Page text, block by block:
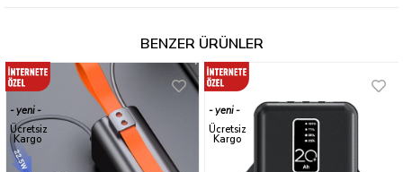
BENZER ÜRÜNLER
yeni
ürün
Ücretsiz
Kargo
yeni
ürün
Ücretsiz
Kargo